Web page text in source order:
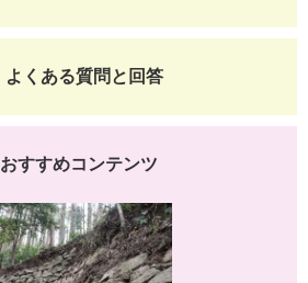
よくある質問と回答
おすすめコンテンツ